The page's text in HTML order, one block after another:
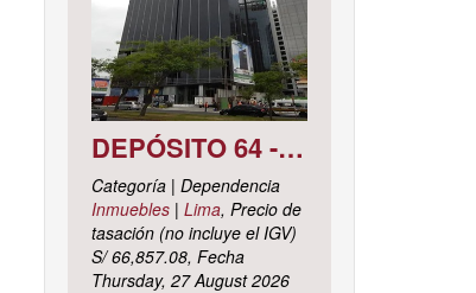
DEPÓSITO 64 - SÓTANO 7 AVENIDA CIRCUNVALACIÓN DEL CLUB GOLF LOS INCAS N° 152 URBANIZACIÓN LOTIZACIÓN CLUB GOLF LOS INCAS DISTRITO SANTIAGO DE SURCO, PROVINCIA Y DEPARTAMENTO DE LIMA
Categoría | Dependencia
Inmuebles| Lima, Precio de
tasación (no incluye el IGV)
S/ 66,857.08, Fecha
Thursday, 27 August 2026